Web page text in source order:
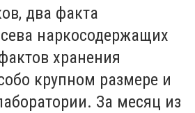
два факта
наркосодержащих
хранения
крупном размере и
За месяц из